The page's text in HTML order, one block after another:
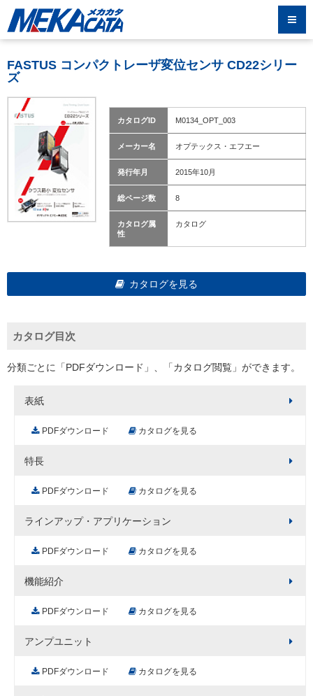
FASTUS コンパクトレーザ変位センサ CD22シリー
ズ
カタログID M0134_OPT_003
メーカー名 オプテックス・エフエー
発行年月 2015年10月
総ページ数 8
カタログ属
性
カタログ
カタログを見る
カタログ目次
分類ごとに「PDFダウンロード」、「カタログ閲覧」ができます。
表紙
PDFダウンロード カタログを見る
特長
PDFダウンロード カタログを見る
ラインアップ・アプリケーション
PDFダウンロード カタログを見る
機能紹介
PDFダウンロード カタログを見る
アンプユニット
PDFダウンロード カタログを見る